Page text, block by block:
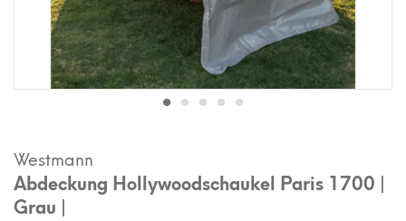
Westmann
Abdeckung Hollywoodschaukel Paris 1700 |
Grau |